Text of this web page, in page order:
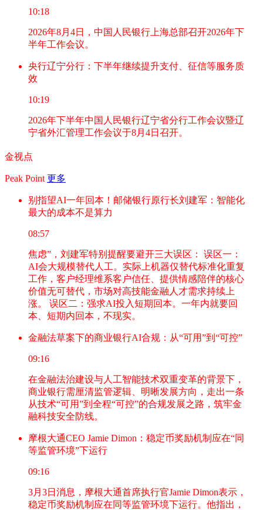
10:18
2026年8月4日，中国人民银行上海总部召开2026年下
半年工作会议。
央行辽宁分行：下半年继续提升支付、征信等服务质
效
10:19
2026年下半年中国人民银行辽宁省分行工作会议暨辽
宁省外汇管理工作会议于8月4日召开。
金视点
Peak Point 更多
别指望AI一年回本！邮储银行原行长刘建军：智能化
最大的成本不是算力
08:57
焦虑”，刘建军特别提醒要避开三大误区： 误区一：
AI会大规模替代人工。实际上机器仅替代标准化重复
工作，客户经理维系客户信任、提供情感陪伴的核心
价值无可替代，市场对高技能金融人才需求持续上
涨。 误区二：强求AI投入短期回本。一年内就要回
本、短期内回本，不现实。
金融法草案下的商业银行AI合规：从“可用”到“可控”
09:16
在金融法治建设与人工智能技术双重变革的背景下，
商业银行需厘清监管逻辑、明晰发展方向，走出一条
从技术“可用”到全程“可控”的合规发展之路，筑牢金
融科技安全防线。
摩根大通CEO Jamie Dimon：稳定币奖励机制应在“同
等监管环境”下运行
09:16
3月3日消息，摩根大通首席执行官Jamie Dimon表示，
稳定币奖励机制应在同等监管环境下运行。他指出，